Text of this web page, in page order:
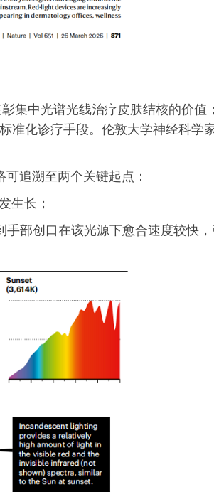
集中光谱光线治疗皮肤结核的价值；
准化诊疗手段。伦敦大学神经科学
追溯至两个关键起点：
生长；
部创口在该光源下愈合速度较快，